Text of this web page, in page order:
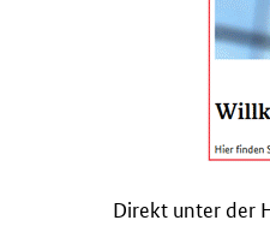
Direkt unter der